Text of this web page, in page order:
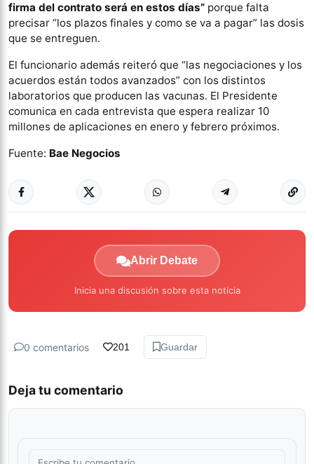
firma del contrato será en estos días” porque falta
precisar “los plazos finales y como se va a pagar” las dosis
que se entreguen.
El funcionario además reiteró que “las negociaciones y los
acuerdos están todos avanzados” con los distintos
laboratorios que producen las vacunas. El Presidente
comunica en cada entrevista que espera realizar 10
millones de aplicaciones en enero y febrero próximos.
Fuente: Bae Negocios
Abrir Debate
Inicia una discusión sobre esta noticia
0 comentarios 201 Guardar
Deja tu comentario